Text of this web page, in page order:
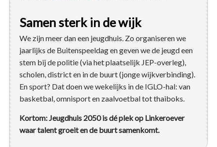
Samen sterk in de wijk
We zijn meer dan een jeugdhuis. Zo organiseren we
jaarlijks de Buitenspeeldag en geven we de jeugd een
stem bij de politie (via het plaatselijk JEP-overleg),
scholen, district en in de buurt (jonge wijkverbinding).
En sport? Dat doen we wekelijks in de IGLO-hal: van
basketbal, omnisport en zaalvoetbal tot thaiboks.
Kortom: Jeugdhuis 2050 is dé plek op Linkeroever
waar talent groeit en de buurt samenkomt.